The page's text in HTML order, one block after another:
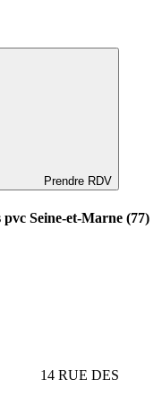
Prendre RDV
Seine-et-Marne (77)
14 RUE DES